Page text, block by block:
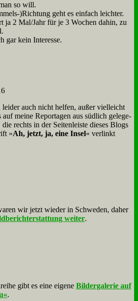
so will.
)Richtung geht es ein­fach leich­ter.
ja 2 Mal/Jahr für je 3 Wo­chen da­hin, zu
gar kein In­ter­es­se.
auch nicht hel­fen, au­ßer viel­leicht
mei­ne Re­por­ta­gen aus süd­lich ge­le­ge­
rechts in der Sei­ten­lei­ste die­ses Blogs
»Ah, jetzt, ja, ei­ne In­sel« ver­linkt
wir jetzt wie­der in Schwe­den, da­her
wei­ter.
gibt es ei­ne ei­ge­ne Bil­der­ga­le­rie auf
.